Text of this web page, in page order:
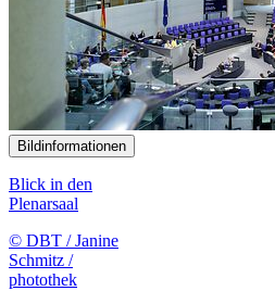
Bildinformationen
Blick in den
Plenarsaal
© DBT / Janine
Schmitz /
photothek